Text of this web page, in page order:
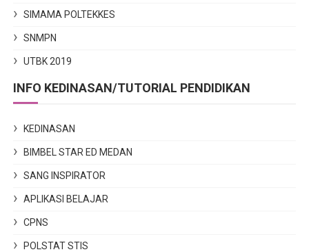
SIMAMA POLTEKKES
SNMPN
UTBK 2019
INFO KEDINASAN/TUTORIAL PENDIDIKAN
KEDINASAN
BIMBEL STAR ED MEDAN
SANG INSPIRATOR
APLIKASI BELAJAR
CPNS
POLSTAT STIS